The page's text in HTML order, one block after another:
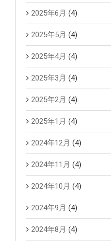
2025年6月 (4)
2025年5月 (4)
2025年4月 (4)
2025年3月 (4)
2025年2月 (4)
2025年1月 (4)
2024年12月 (4)
2024年11月 (4)
2024年10月 (4)
2024年9月 (4)
2024年8月 (4)